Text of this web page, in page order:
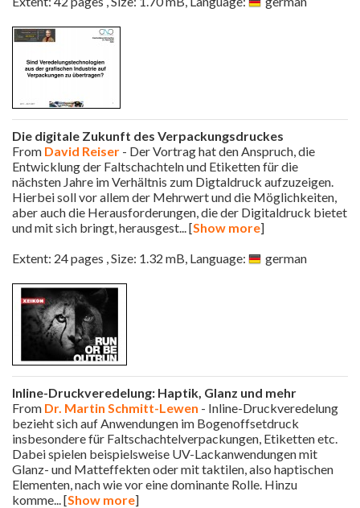
Die digitale Zukunft des Verpackungsdruckes
From David Reiser - Der Vortrag hat den Anspruch, die
Entwicklung der Faltschachteln und Etiketten für die
nächsten Jahre im Verhältnis zum Digtaldruck aufzuzeigen.
Hierbei soll vor allem der Mehrwert und die Möglichkeiten,
aber auch die Herausforderungen, die der Digitaldruck bietet
und mit sich bringt, herausgest... [Show more]
Extent: 24 pages , Size: 1.32 mB, Language:
german
Inline-Druckveredelung: Haptik, Glanz und mehr
From Dr. Martin Schmitt-Lewen - Inline-Druckveredelung
bezieht sich auf Anwendungen im Bogenoffsetdruck
insbesondere für Faltschachtelverpackungen, Etiketten etc.
Dabei spielen beispielsweise UV-Lackanwendungen mit
Glanz- und Matteffekten oder mit taktilen, also haptischen
Elementen, nach wie vor eine dominante Rolle. Hinzu
komme... [Show more]